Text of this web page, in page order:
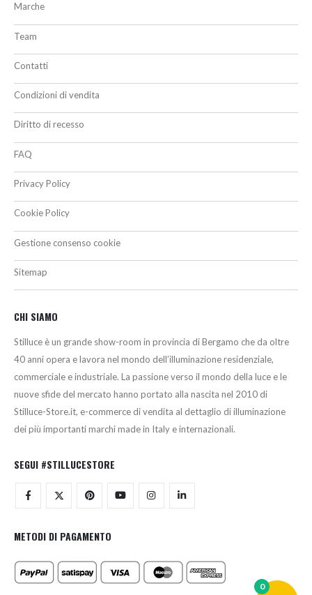
Marche
Team
Contatti
Condizioni di vendita
Diritto di recesso
FAQ
Privacy Policy
Cookie Policy
Gestione consenso cookie
Sitemap
CHI SIAMO
Stilluce è un grande show-room in provincia di Bergamo che da oltre
40 anni opera e lavora nel mondo dell’illuminazione residenziale,
commerciale e industriale. La passione verso il mondo della luce e le
nuove sfide del mercato hanno portato alla nascita nel 2010 di
Stilluce-Store.it, e-commerce di vendita al dettaglio di illuminazione
dei più importanti marchi made in Italy e internazionali.
SEGUI #STILLUCESTORE
METODI DI PAGAMENTO
0